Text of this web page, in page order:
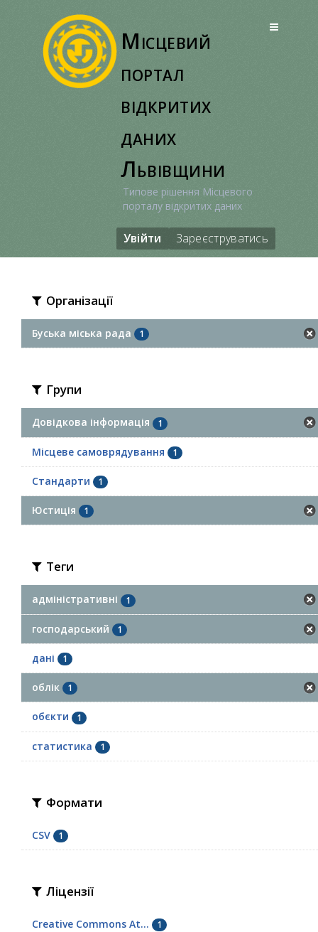
Місцевий
портал
відкритих
даних
Львівщини
Типове рішення Місцевого
порталу відкритих даних
Увійти Зареєструватись
Організації
Буська міська рада 1
Групи
Довідкова інформація 1
Місцеве самоврядування 1
Стандарти 1
Юстиція 1
Теги
адміністративні 1
господарський 1
дані 1
облік 1
обєкти 1
статистика 1
Формати
CSV 1
Ліцензії
Creative Commons At... 1